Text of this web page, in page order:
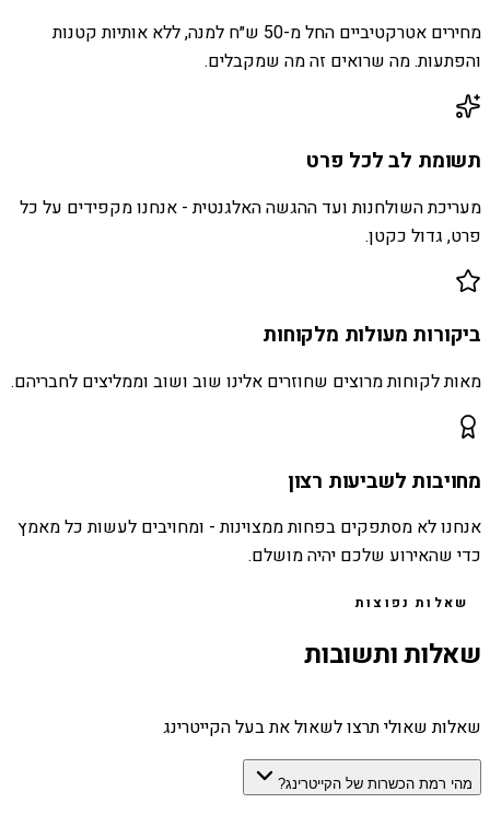
מחירים אטרקטיביים החל מ-50 ש״ח למנה, ללא אותיות קטנות
והפתעות. מה שרואים זה מה שמקבלים.
תשומת לב לכל פרט
מעריכת השולחנות ועד ההגשה האלגנטית - אנחנו מקפידים על כל
פרט, גדול כקטן.
ביקורות מעולות מלקוחות
מאות לקוחות מרוצים שחוזרים אלינו שוב ושוב וממליצים לחבריהם.
מחויבות לשביעות רצון
אנחנו לא מסתפקים בפחות ממצוינות - ומחויבים לעשות כל מאמץ
כדי שהאירוע שלכם יהיה מושלם.
שאלות נפוצות
שאלות ותשובות
שאלות שאולי תרצו לשאול את בעל הקייטרינג
מהי רמת הכשרות של הקייטרינג?